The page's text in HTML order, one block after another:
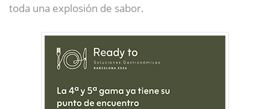
toda una explosión de sabor.